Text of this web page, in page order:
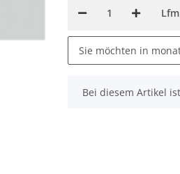
Sie möchten in
x
Bei diesem Artikel